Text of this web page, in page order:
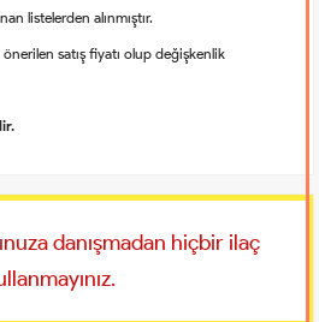
listelerden alınmıştır.
satış fiyatı olup değişkenlik
danışmadan hiçbir ilaç